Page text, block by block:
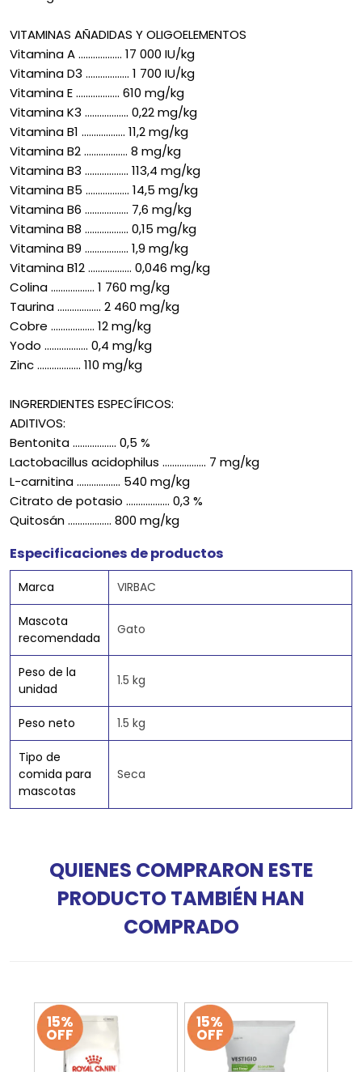
VITAMINAS AÑADIDAS Y OLIGOELEMENTOS
Vitamina A .................. 17 000 IU/kg
Vitamina D3 .................. 1 700 IU/kg
Vitamina E .................. 610 mg/kg
Vitamina K3 .................. 0,22 mg/kg
Vitamina B1 .................. 11,2 mg/kg
Vitamina B2 .................. 8 mg/kg
Vitamina B3 .................. 113,4 mg/kg
Vitamina B5 .................. 14,5 mg/kg
Vitamina B6 .................. 7,6 mg/kg
Vitamina B8 .................. 0,15 mg/kg
Vitamina B9 .................. 1,9 mg/kg
Vitamina B12 .................. 0,046 mg/kg
Colina .................. 1 760 mg/kg
Taurina .................. 2 460 mg/kg
Cobre .................. 12 mg/kg
Yodo .................. 0,4 mg/kg
Zinc .................. 110 mg/kg
INGRERDIENTES ESPECÍFICOS:
ADITIVOS:
Bentonita .................. 0,5 %
Lactobacillus acidophilus .................. 7 mg/kg
L-carnitina .................. 540 mg/kg
Citrato de potasio .................. 0,3 %
Quitosán .................. 800 mg/kg
Especificaciones de productos
Marca VIRBAC
Mascota
recomendada
Gato
Peso de la
unidad
1.5 kg
Peso neto 1.5 kg
Tipo de
comida para
mascotas
Seca
QUIENES COMPRARON ESTE
PRODUCTO TAMBIÉN HAN
COMPRADO
15%
OFF
15%
OFF